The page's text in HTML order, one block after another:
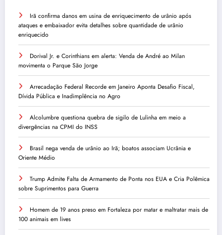
Irã confirma danos em usina de enriquecimento de urânio após
ataques e embaixador evita detalhes sobre quantidade de urânio
enriquecido
Dorival Jr. e Corinthians em alerta: Venda de André ao Milan
movimenta o Parque São Jorge
Arrecadação Federal Recorde em Janeiro Aponta Desafio Fiscal,
Dívida Pública e Inadimplência no Agro
Alcolumbre questiona quebra de sigilo de Lulinha em meio a
divergências na CPMI do INSS
Brasil nega venda de urânio ao Irã; boatos associam Ucrânia e
Oriente Médio
Trump Admite Falta de Armamento de Ponta nos EUA e Cria Polêmica
sobre Suprimentos para Guerra
Homem de 19 anos preso em Fortaleza por matar e maltratar mais de
100 animais em lives